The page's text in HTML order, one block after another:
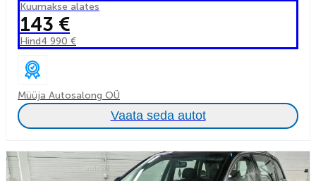
Kuumakse alates
143 €
Hind4 990 €
Müüja Autosalong OÜ
Vaata seda autot